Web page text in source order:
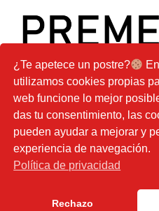
FacebookYoutubeInstagram
Funciona gracias a WordPress
¿Te apetece un postre?
utilizamos cookies propias
web funcione lo mejor
das tu consentimiento, las
pueden ayudar a mejorar y
experiencia de navegación.
Política de privacidad
Rechazo